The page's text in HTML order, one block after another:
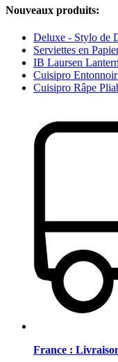
Nouveaux produits:
Deluxe - Stylo de
Serviettes en
IB Laursen
Cuisipro
Cuisipro Râpe
France :